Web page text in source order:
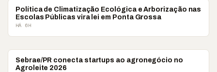
PONTA GROSSA
Política de Climatização Ecológica e Arborização nas
Escolas Públicas vira lei em Ponta Grossa
HÁ 6H
CAMPOS GERAIS
Sebrae/PR conecta startups ao agronegócio no
Agroleite 2026